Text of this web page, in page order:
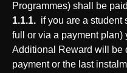
Programmes) shall be
1.1.1. if you are a student
full or via a payment plan)
Additional Reward will be
payment or the last